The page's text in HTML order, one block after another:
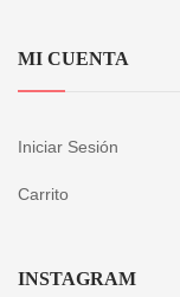
MI CUENTA
Iniciar Sesión
Carrito
INSTAGRAM